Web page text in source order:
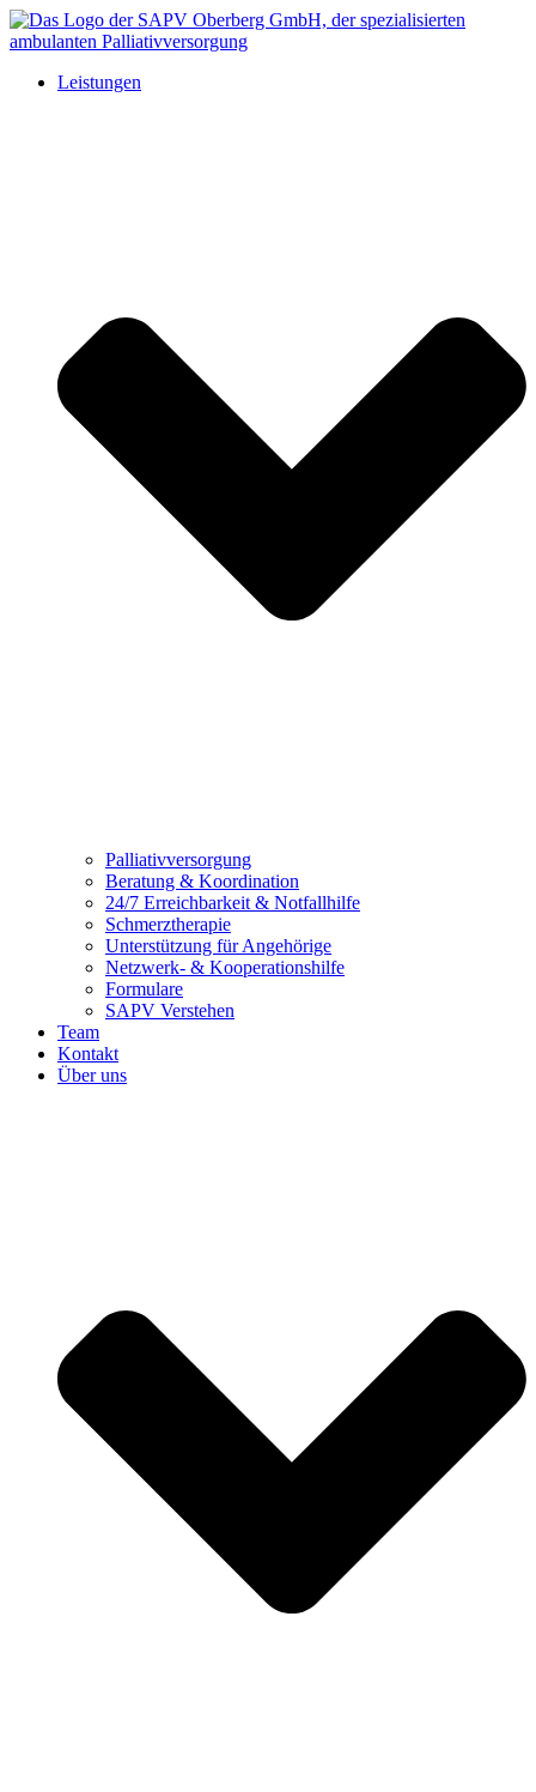
Leistungen
Palliativversorgung
Beratung & Koordination
24/7 Erreichbarkeit & Notfallhilfe
Schmerztherapie
Unterstützung für Angehörige
Netzwerk- & Kooperationshilfe
Formulare
SAPV Verstehen
Team
Kontakt
Über uns